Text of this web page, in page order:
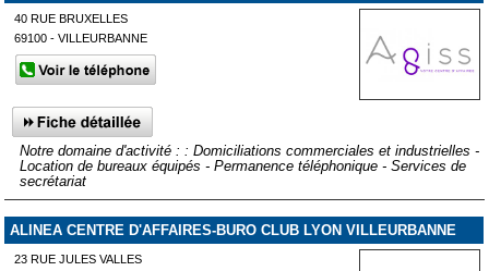
40 RUE BRUXELLES
69100 - VILLEURBANNE
Notre domaine d'activité : : Domiciliations commerciales et industrielles -
Location de bureaux équipés - Permanence téléphonique - Services de
secrétariat
ALINEA CENTRE D'AFFAIRES-BURO CLUB LYON VILLEURBANNE
23 RUE JULES VALLES